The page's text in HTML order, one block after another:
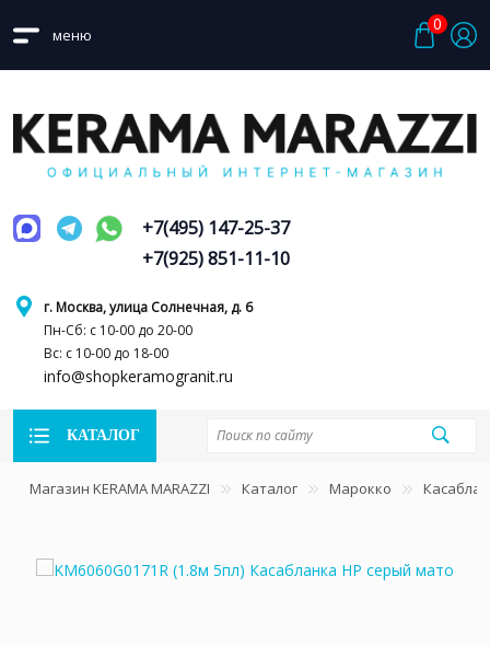
меню
0
г. Москва, улица Солнечная, д. 6
Пн-Сб: с 10-00 до 20-00
Вс: с 10-00 до 18-00
info@shopkeramogranit.ru
+7(495) 147-25-37
+7(925) 851-11-10
КАТАЛОГ
Магазин KERAMA MARAZZI Каталог Марокко